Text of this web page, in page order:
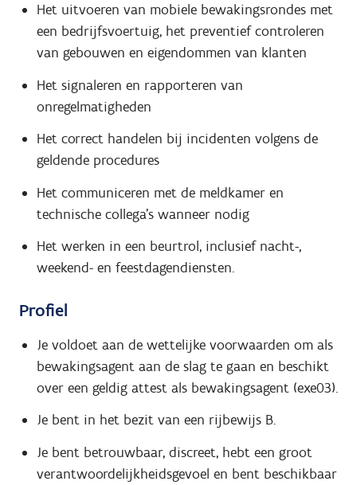
Het uitvoeren van mobiele bewakingsrondes met
een bedrijfsvoertuig, het preventief controleren
van gebouwen en eigendommen van klanten
Het signaleren en rapporteren van
onregelmatigheden
Het correct handelen bij incidenten volgens de
geldende procedures
Het communiceren met de meldkamer en
technische collega's wanneer nodig
Het werken in een beurtrol, inclusief nacht-,
weekend- en feestdagendiensten.
Profiel
Je voldoet aan de wettelijke voorwaarden om als
bewakingsagent aan de slag te gaan en beschikt
over een geldig attest als bewakingsagent (exe03).
Je bent in het bezit van een rijbewijs B.
Je bent betrouwbaar, discreet, hebt een groot
verantwoordelijkheidsgevoel en bent beschikbaar